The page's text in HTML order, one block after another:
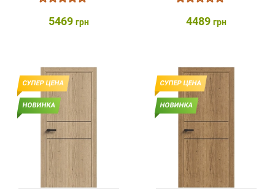
5469 грн 4489 грн
СУПЕР ЦЕНА
НОВИНКА
СУПЕР ЦЕНА
НОВИНКА